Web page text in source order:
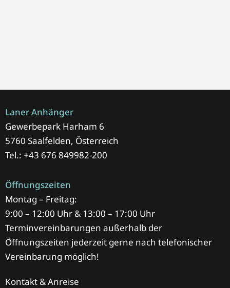
Laner Anhänger
Gewerbepark Harham 6
5760 Saalfelden, Österreich
Tel.: +43 676 849982-200
Öffnungszeiten
Montag – Freitag:
9:00 – 12:00 Uhr & 13:00 – 17:00 Uhr
Terminvereinbarungen außerhalb der
Öffnungszeiten jederzeit gerne nach telefonischer
Vereinbarung möglich!
Kontakt & Anreise